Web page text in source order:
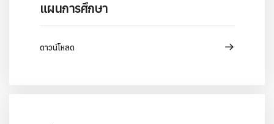
แผนการศึกษา
ดาวน์โหลด